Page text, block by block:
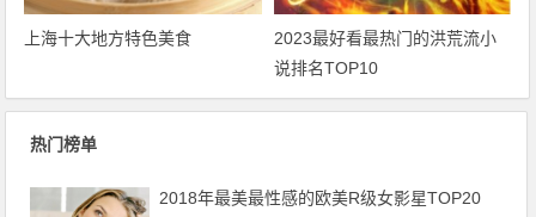
上海十大地方特色美食
2023最好看最热门的洪荒流小
说排名TOP10
热门榜单
2018年最美最性感的欧美R级女影星TOP20